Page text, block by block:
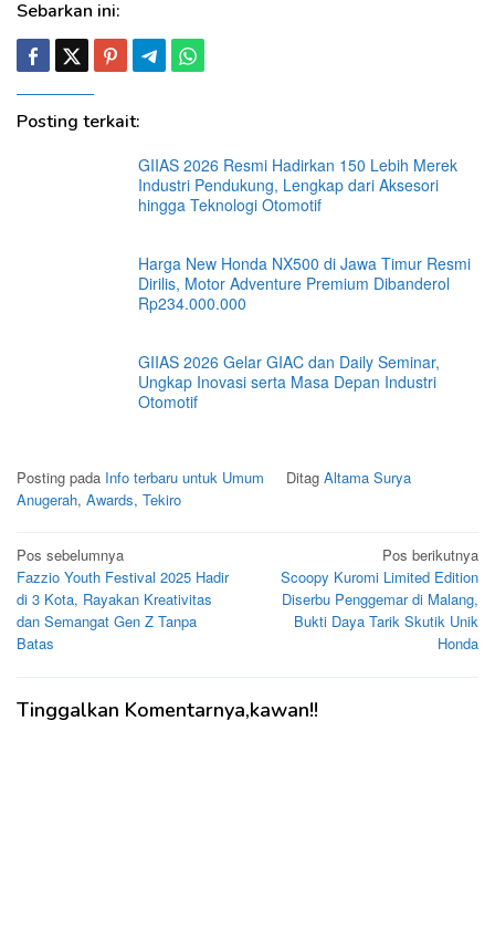
Sebarkan ini:
Posting terkait:
GIIAS 2026 Resmi Hadirkan 150 Lebih Merek
Industri Pendukung, Lengkap dari Aksesori
hingga Teknologi Otomotif
Harga New Honda NX500 di Jawa Timur Resmi
Dirilis, Motor Adventure Premium Dibanderol
Rp234.000.000
GIIAS 2026 Gelar GIAC dan Daily Seminar,
Ungkap Inovasi serta Masa Depan Industri
Otomotif
Posting pada Info terbaru untuk Umum Ditag Altama Surya
Anugerah, Awards, Tekiro
Navigasi
pos
Pos sebelumnya
Fazzio Youth Festival 2025 Hadir
di 3 Kota, Rayakan Kreativitas
dan Semangat Gen Z Tanpa
Batas
Pos berikutnya
Scoopy Kuromi Limited Edition
Diserbu Penggemar di Malang,
Bukti Daya Tarik Skutik Unik
Honda
Tinggalkan Komentarnya,kawan!!